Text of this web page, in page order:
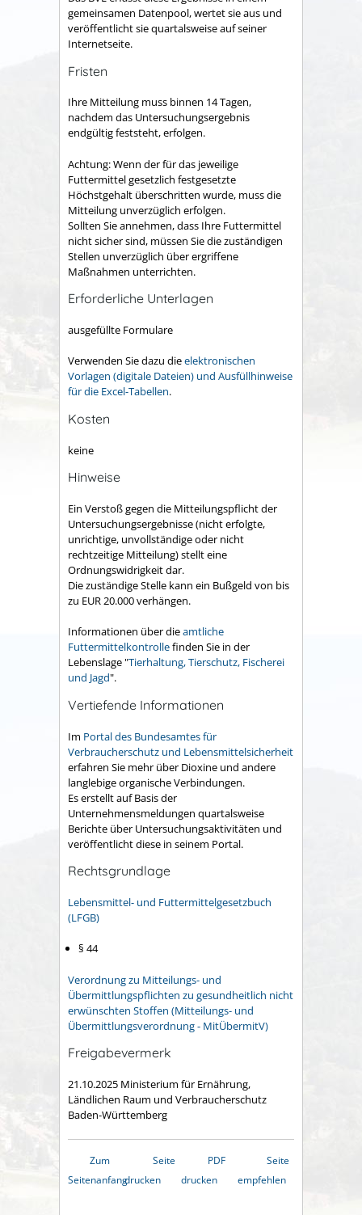
gemeinsamen Datenpool, wertet sie aus und
veröffentlicht sie quartalsweise auf seiner
Internetseite.
Fristen
Ihre Mitteilung muss binnen 14 Tagen,
nachdem das Untersuchungsergebnis
endgültig feststeht, erfolgen.
Achtung: Wenn der für das jeweilige
Futtermittel gesetzlich festgesetzte
Höchstgehalt überschritten wurde, muss die
Mitteilung unverzüglich erfolgen.
Sollten Sie annehmen, dass Ihre Futtermittel
nicht sicher sind, müssen Sie die zuständigen
Stellen unverzüglich über ergriffene
Maßnahmen unterrichten.
Erforderliche Unterlagen
ausgefüllte Formulare
Verwenden Sie dazu dieelektronischen
Vorlagen (digitale Dateien) und Ausfüllhinweise
für die Excel-Tabellen.
Kosten
keine
Hinweise
Ein Verstoß gegen die Mitteilungspflicht der
Untersuchungsergebnisse (nicht erfolgte,
unrichtige, unvollständige oder nicht
rechtzeitige Mitteilung) stellt eine
Ordnungswidrigkeit dar.
Die zuständige Stelle kann ein Bußgeld von bis
zu EUR 20.000 verhängen.
Informationen über dieamtliche
Futtermittelkontrollefinden Sie in der
Lebenslage "Tierhaltung, Tierschutz, Fischerei
und Jagd".
Vertiefende Informationen
Im Portal des Bundesamtes für
Verbraucherschutz und Lebensmittelsicherheit
erfahren Sie mehr über Dioxine und andere
langlebige organische Verbindungen.
Es erstellt auf Basis der
Unternehmensmeldungen quartalsweise
Berichte über Untersuchungsaktivitäten und
veröffentlicht diese in seinem Portal.
Rechtsgrundlage
Lebensmittel- und Futtermittelgesetzbuch
(LFGB)
§ 44
Verordnung zu Mitteilungs- und
Übermittlungspflichten zu gesundheitlich nicht
erwünschten Stoffen (Mitteilungs- und
Übermittlungsverordnung - MitÜbermitV)
Freigabevermerk
21.10.2025 Ministerium für Ernährung,
Ländlichen Raum und Verbraucherschutz
Baden-Württemberg
Zum
Seitenanfang
Seite
drucken
PDF
drucken
Seite
empfehlen